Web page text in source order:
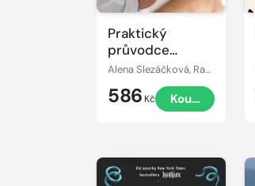
Praktický
průvodce
lékařskou
psychologií - Jak
najít správná
slova v klinické
Alena Slezáčková, Rastislav Šumec, Miroslav Světlák
586 Kč Koupit